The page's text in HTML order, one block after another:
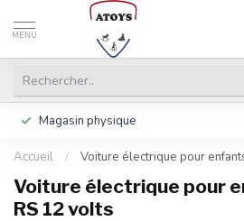
MENU
Magasin physique
Accueil / Voiture électrique pour
Voiture électrique pour
RS 12 volts